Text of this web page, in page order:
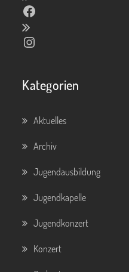
Facebook
Instagram
Kategorien
Aktuelles
Archiv
Jugendausbildung
Jugendkapelle
Jugendkonzert
Konzert